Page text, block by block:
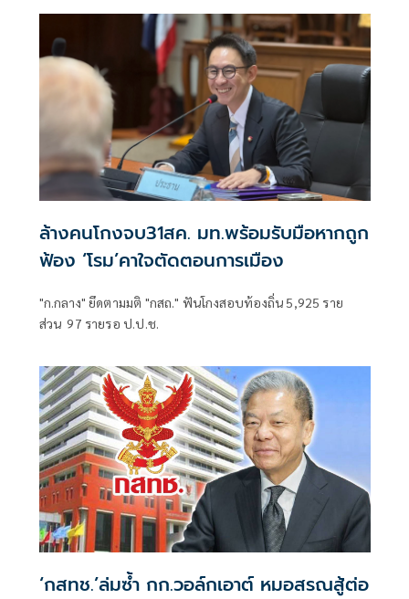
ล้างคนโกงจบ31สค. มท.พร้อมรับมือหากถูก
ฟ้อง ‘โรม’คาใจตัดตอนการเมือง
"ก.กลาง" ยึดตามมติ "กสถ." ฟันโกงสอบท้องถิ่น 5,925 ราย
ส่วน 97 รายรอ ป.ป.ช.
‘กสทช.’ล่มซํ้า กก.วอล์กเอาต์ หมอสรณสู้ต่อ